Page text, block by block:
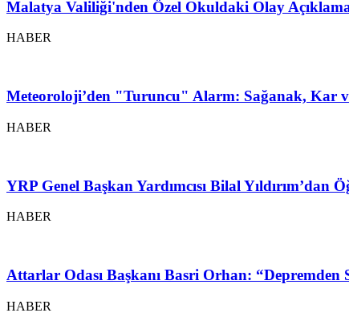
Malatya Valiliği'nden Özel Okuldaki Olay
HABER
Meteoroloji’den "Turuncu" Alarm: Sağanak, Kar
HABER
YRP Genel Başkan Yardımcısı Bilal Yıldırım’dan
HABER
Attarlar Odası Başkanı Basri Orhan:
HABER